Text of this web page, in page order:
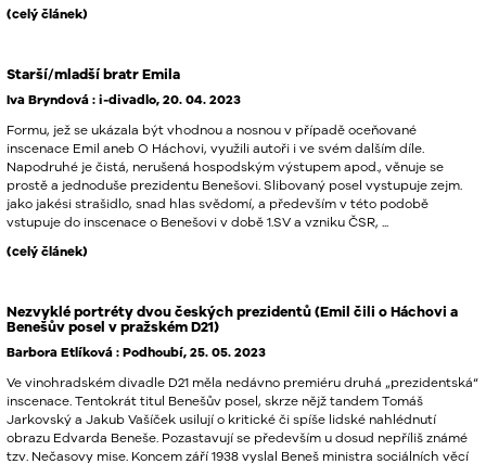
(celý článek)
Starší/mladší bratr Emila
Iva Bryndová : i-divadlo, 20. 04. 2023
Formu, jež se ukázala být vhodnou a nosnou v případě oceňované
inscenace Emil aneb O Háchovi, využili autoři i ve svém dalším díle.
Napodruhé je čistá, nerušená hospodským výstupem apod., věnuje se
prostě a jednoduše prezidentu Benešovi. Slibovaný posel vystupuje zejm.
jako jakési strašidlo, snad hlas svědomí, a především v této podobě
vstupuje do inscenace o Benešovi v době 1.SV a vzniku ČSR, ...
(celý článek)
Nezvyklé portréty dvou českých prezidentů (Emil čili o Háchovi a
Benešův posel v pražském D21)
Barbora Etlíková : Podhoubí, 25. 05. 2023
Ve vinohradském divadle D21 měla nedávno premiéru druhá „prezidentská“
inscenace. Tentokrát titul Benešův posel, skrze nějž tandem Tomáš
Jarkovský a Jakub Vašíček usilují o kritické či spíše lidské nahlédnutí
obrazu Edvarda Beneše. Pozastavují se především u dosud nepříliš známé
tzv. Nečasovy mise. Koncem září 1938 vyslal Beneš ministra sociálních věcí